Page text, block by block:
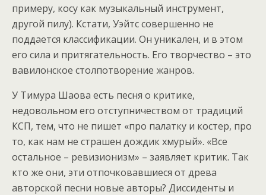
примеру, косу как музыкальный инструмент,
другой пилу). Кстати, Уэйтс совершенно не
поддается классификации. Он уникален, и в этом
его сила и притягательность. Его творчество – это
вавилонское столпотворение жанров.
У Тимура Шаова есть песня о критике,
недовольном его отступничеством от традиций
КСП, тем, что не пишет «про палатку и костер, про
то, как нам не страшен дождик хмурый». «Все
остальное – ревизионизм» – заявляет критик. Так
кто же они, эти отпочковавшиеся от древа
авторской песни новые авторы? Диссиденты и